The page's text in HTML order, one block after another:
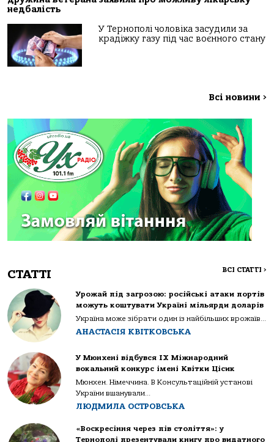
недбалість
У Тернополі чоловіка засудили за
крадіжку газу під час воєнного стану
Всі новини >
СТАТТІ ВСІ СТАТТІ >
Урожай під загрозою: російські атаки портів
можуть коштувати Україні мільярди доларів
Україна може зібрати один із найбільших врожаїв...
АНАСТАСІЯ КВІТКОВСЬКА
У Мюнхені відбувся IX Міжнародний
вокальний конкурс імені Квітки Цісик
Мюнхен. Німеччина. В Консультаційній установі
України вшанували...
ЛЮДМИЛА ОСТРОВСЬКА
«Воскресіння через пів століття»: у
Тернополі презентували книгу про видатного